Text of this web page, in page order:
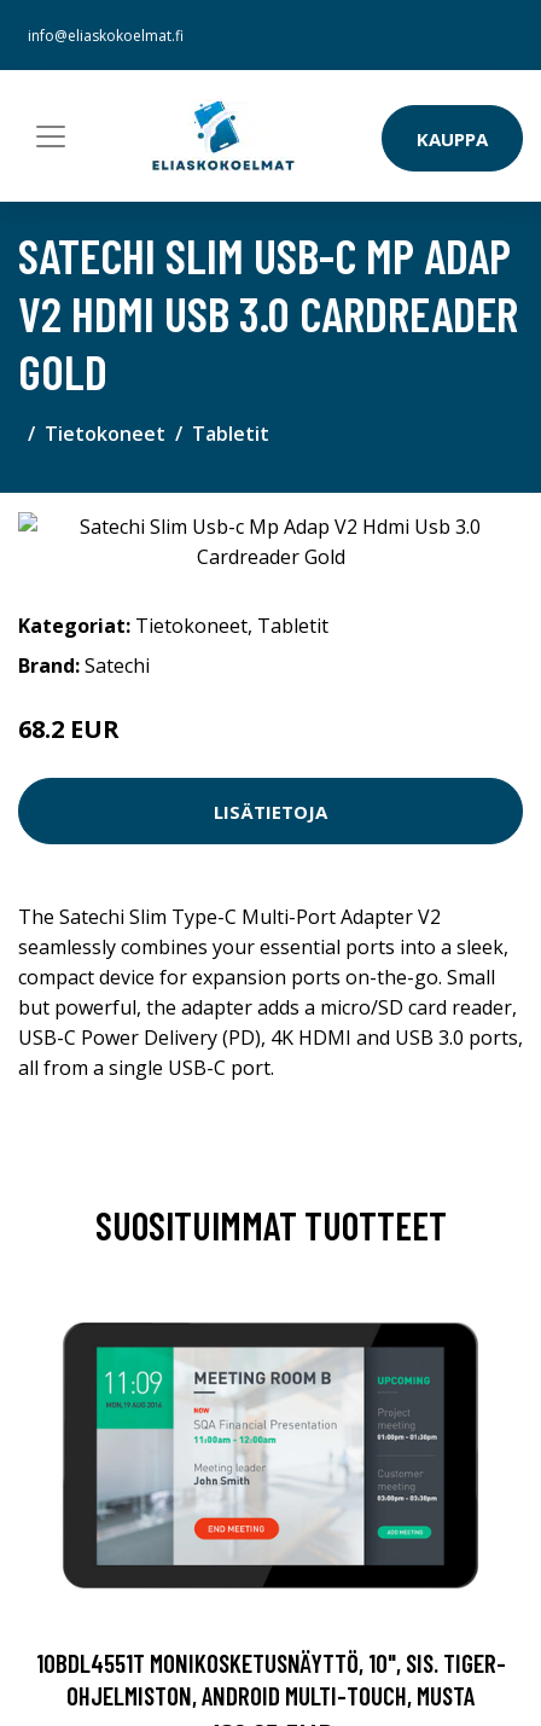
info@eliaskokoelmat.fi
KAUPPA
SATECHI SLIM USB-C MP ADAP
V2 HDMI USB 3.0 CARDREADER
GOLD
Tietokoneet Tabletit
Kategoriat: Tietokoneet, Tabletit
Brand:Satechi
68.2 EUR
LISÄTIETOJA
The Satechi Slim Type-C Multi-Port Adapter V2
seamlessly combines your essential ports into a sleek,
compact device for expansion ports on-the-go. Small
but powerful, the adapter adds a micro/SD card reader,
USB-C Power Delivery (PD), 4K HDMI and USB 3.0 ports,
all from a single USB-C port.
SUOSITUIMMAT TUOTTEET
10BDL4551T MONIKOSKETUSNÄYTTÖ, 10", SIS. TIGER-
OHJELMISTON, ANDROID MULTI-TOUCH, MUSTA